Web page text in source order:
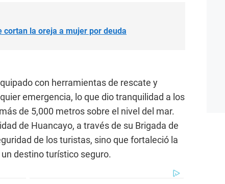
cortan la oreja a mujer por deuda
con herramientas de rescate y
emergencia, lo que dio tranquilidad a los
de 5,000 metros sobre el nivel del mar.
de Huancayo, a través de su Brigada de
de los turistas, sino que fortaleció la
destino turístico seguro.